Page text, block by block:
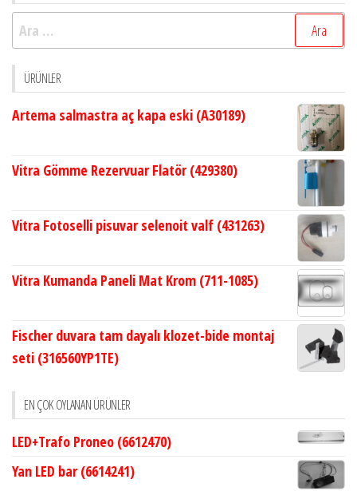
Arama:
ÜRÜNLER
Artema salmastra aç kapa eski (A30189)
Vitra Gömme Rezervuar Flatör (429380)
Vitra Fotoselli pisuvar selenoit valf (431263)
Vitra Kumanda Paneli Mat Krom (711-1085)
Fischer duvara tam dayalı klozet-bide montaj
seti (316560YP1TE)
EN ÇOK OYLANAN ÜRÜNLER
LED+Trafo Proneo (6612470)
Yan LED bar (6614241)